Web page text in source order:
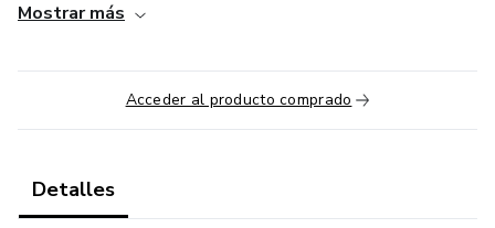
potencial.
Mostrar más
Acceder al producto comprado
Detalles